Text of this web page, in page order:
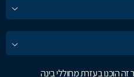
הוכנו בעזרת מחוללי בינה